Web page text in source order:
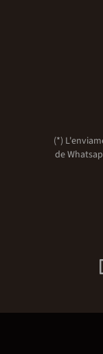
(*)
de